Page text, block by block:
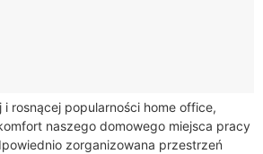
rosnącej popularności home office,
naszego domowego miejsca pracy
zorganizowana przestrzeń